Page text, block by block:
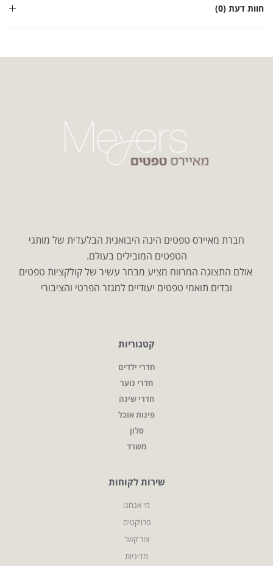
חוות דעת (0)
חברת מאיירס טפטים הינה היבואנית הבלעדית של מותגי
הטפטים המובילים בעולם.
אולם התצוגה המרווח מציע מבחר עשיר של קולקציות טפטים
ובדים תואמי טפטים יעודיים למגזר הפרטי והציבורי
קטגוריות
חדרי ילדים
חדרי נוער
חדרי שינה
פינות אוכל
סלון
משרד
שירות לקוחות
מי אנחנו
פרויקטים
צור קשר
מדיניות